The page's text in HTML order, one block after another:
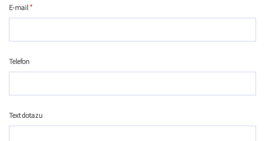
E-mail *
Telefon
Text dotazu